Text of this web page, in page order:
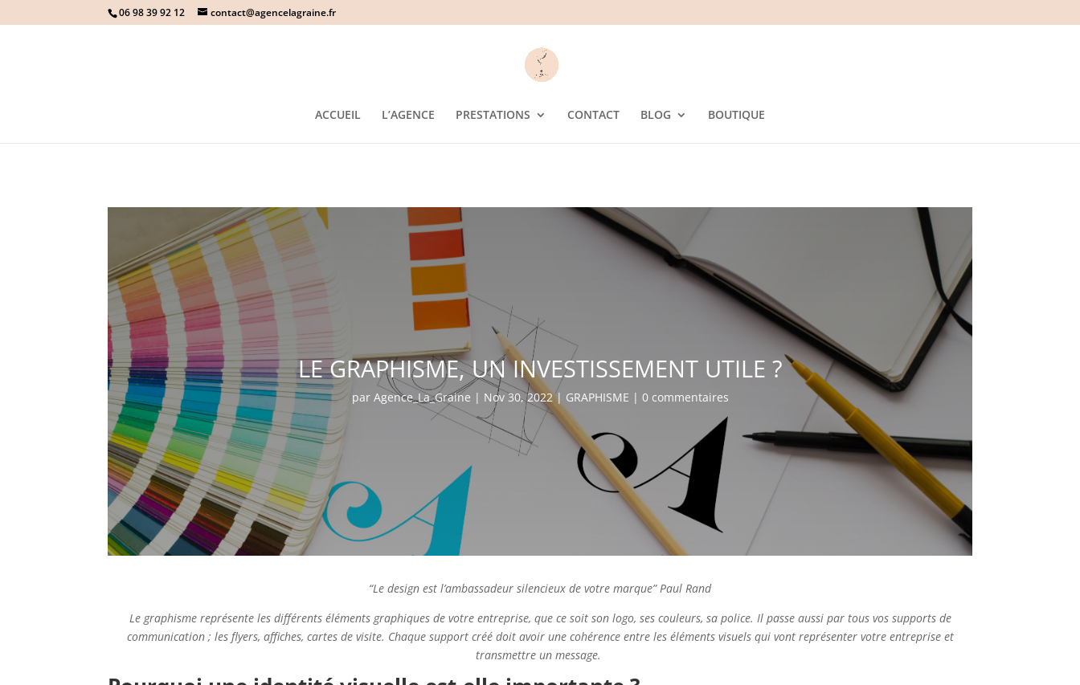
06 98 39 92 12 contact@agencelagraine.fr
ACCUEIL L’AGENCE PRESTATIONS CONTACT BLOG BOUTIQUE
LE GRAPHISME, UN INVESTISSEMENT UTILE ?
par Agence_La_Graine | Nov 30, 2022| GRAPHISME | 0 commentaires
“Le design est l’ambassadeur silencieux de votre marque” Paul Rand
Le graphisme représente les différents éléments graphiques de votre entreprise, que ce soit son logo, ses couleurs, sa police. Il passe aussi par tous vos supports de
communication ; les flyers, affiches, cartes de visite. Chaque support créé doit avoir une cohérence entre les éléments visuels qui vont représenter votre entreprise et
transmettre un message.